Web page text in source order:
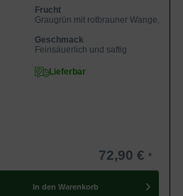
Frucht
Graugrün mit rotbrauner Wange,
Geschmack
Feinsäuerlich und saftig
Lieferbar
72,90 €
In den Warenkorb